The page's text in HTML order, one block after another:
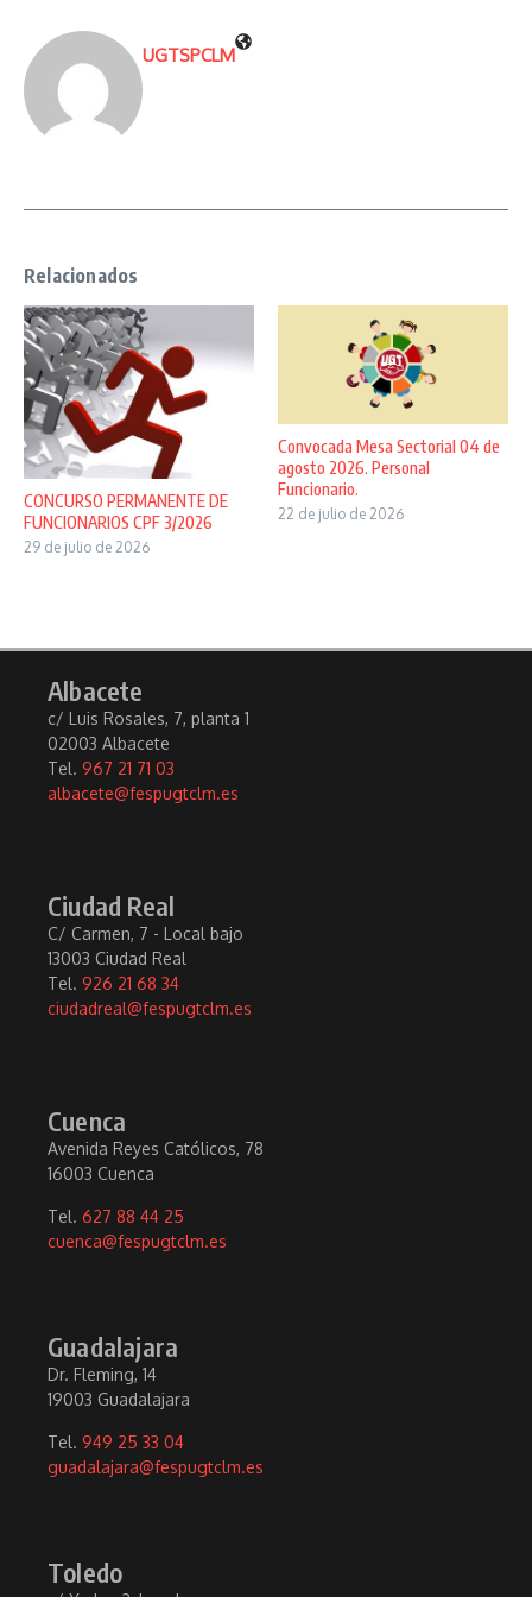
UGTSPCLM
Relacionados
CONCURSO PERMANENTE DE
FUNCIONARIOS CPF 3/2026
29 de julio de 2026
Convocada Mesa Sectorial 04 de
agosto 2026. Personal
Funcionario.
22 de julio de 2026
Albacete
c/ Luis Rosales, 7, planta 1
02003 Albacete
Tel. 967 21 71 03
albacete@fespugtclm.es
Ciudad Real
C/ Carmen, 7 - Local bajo
13003 Ciudad Real
Tel. 926 21 68 34
ciudadreal@fespugtclm.es
Cuenca
Avenida Reyes Católicos, 78
16003 Cuenca
Tel. 627 88 44 25
cuenca@fespugtclm.es
Guadalajara
Dr. Fleming, 14
19003 Guadalajara
Tel. 949 25 33 04
guadalajara@fespugtclm.es
Toledo